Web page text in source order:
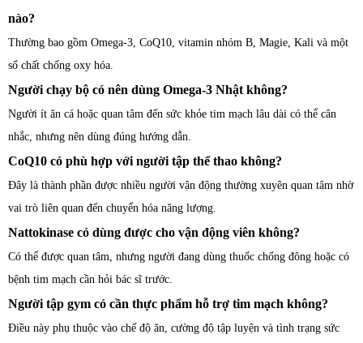
nào?
Thường bao gồm Omega-3, CoQ10, vitamin nhóm B, Magie, Kali và một
số chất chống oxy hóa.
Người chạy bộ có nên dùng Omega-3 Nhật không?
Người ít ăn cá hoặc quan tâm đến sức khỏe tim mạch lâu dài có thể cân
nhắc, nhưng nên dùng đúng hướng dẫn.
CoQ10 có phù hợp với người tập thể thao không?
Đây là thành phần được nhiều người vận động thường xuyên quan tâm nhờ
vai trò liên quan đến chuyển hóa năng lượng.
Nattokinase có dùng được cho vận động viên không?
Có thể được quan tâm, nhưng người đang dùng thuốc chống đông hoặc có
bệnh tim mạch cần hỏi bác sĩ trước.
Người tập gym có cần thực phẩm hỗ trợ tim mạch không?
Điều này phụ thuộc vào chế độ ăn, cường độ tập luyện và tình trạng sức